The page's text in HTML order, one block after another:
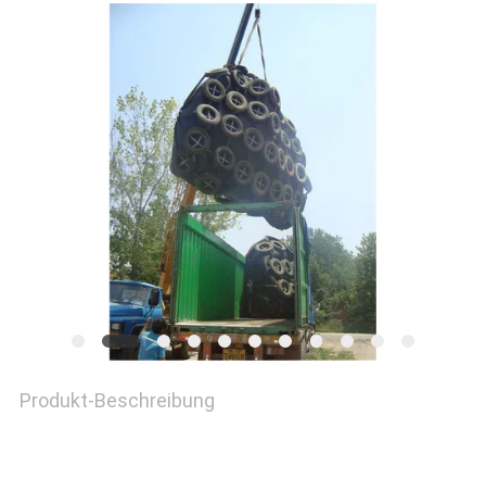
VERBINDUNG
NACHRICHTEN
Produkt-Beschreibung